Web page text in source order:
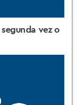
vez o